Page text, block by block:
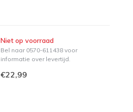
Niet op voorraad
Bel naar 0570-611438 voor
informatie over levertijd.
€22,99